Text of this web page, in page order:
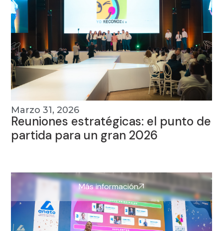
Marzo 31, 2026
Reuniones estratégicas: el punto de
partida para un gran 2026
Más información